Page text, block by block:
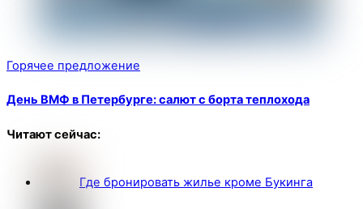
Горячее предложение
День ВМФ в Петербурге: салют с борта теплохода
Читают сейчас:
Где бронировать жилье кроме Букинга